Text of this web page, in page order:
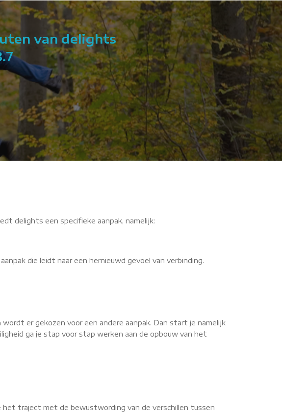
van delights
delights een specifieke aanpak, namelijk:
die leidt naar een hernieuwd gevoel van verbinding.
er gekozen voor een andere aanpak. Dan start je namelijk
ga je stap voor stap werken aan de opbouw van het
traject met de bewustwording van de verschillen tussen